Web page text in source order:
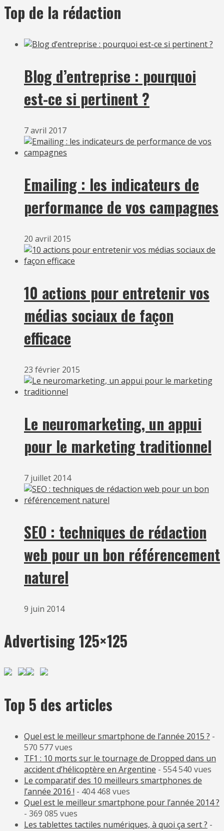
Top de la rédaction
Blog d’entreprise : pourquoi
est-ce si pertinent ?
7 avril 2017
Emailing : les indicateurs de
performance de vos campagnes
20 avril 2015
10 actions pour entretenir vos
médias sociaux de façon
efficace
23 février 2015
Le neuromarketing, un appui
pour le marketing traditionnel
7 juillet 2014
SEO : techniques de rédaction
web pour un bon référencement
naturel
9 juin 2014
Advertising 125×125
Top 5 des articles
Quel est le meilleur smartphone de l’année 2015 ? -
570 577 vues
TF1 : 10 morts sur le tournage de Dropped dans un
accident d’hélicoptère en Argentine - 554 540 vues
Le comparatif des 10 meilleurs smartphones de
l’année 2016 ! - 404 468 vues
Quel est le meilleur smartphone pour l’année 2014 ?
- 369 085 vues
Les tablettes tactiles numériques, à quoi ça sert ? -